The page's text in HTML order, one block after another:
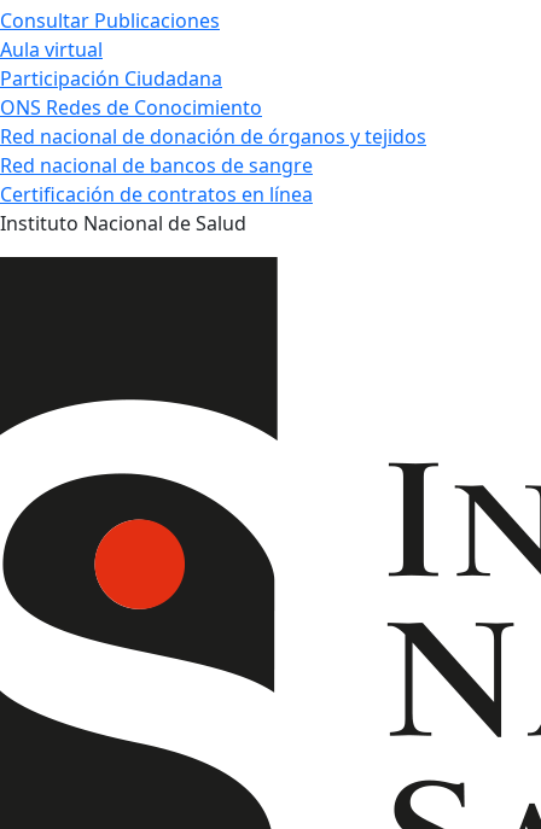
Consultar Publicaciones
Aula virtual
Participación Ciudadana
ONS Redes de Conocimiento
Red nacional de donación de órganos y tejidos
Red nacional de bancos de sangre
Certificación de contratos en línea
Instituto Nacional de Salud